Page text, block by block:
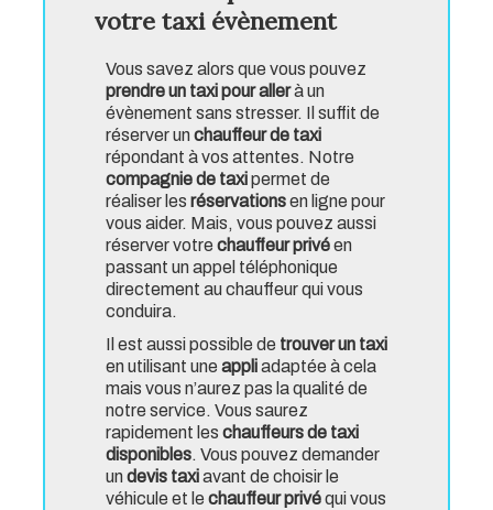
votre taxi évènement
Vous savez alors que vous pouvez
prendre un taxi pour allerà un
évènement sans stresser. Il suffit de
réserver unchauffeur de taxi
répondant à vos attentes. Notre
compagnie de taxipermet de
réaliser les réservationsen ligne pour
vous aider. Mais, vous pouvez aussi
réserver votre chauffeur privéen
passant un appel téléphonique
directement au chauffeur qui vous
conduira.
Il est aussi possible de trouver un taxi
en utilisant une appliadaptée à cela
mais vous n’aurez pas la qualité de
notre service. Vous saurez
rapidement les chauffeurs de taxi
disponibles. Vous pouvez demander
undevis taxiavant de choisir le
véhicule et le chauffeur privéqui vous